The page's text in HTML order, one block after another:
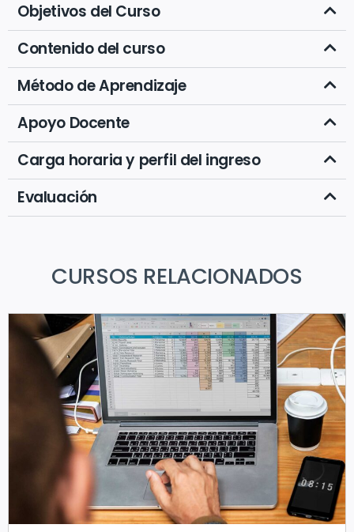
Objetivos del Curso
Contenido del curso
Método de Aprendizaje
Apoyo Docente
Carga horaria y perfil del ingreso
Evaluación
CURSOS RELACIONADOS